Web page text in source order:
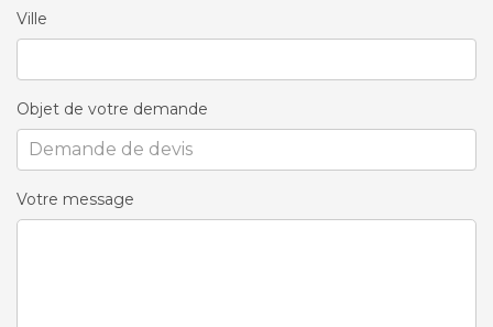
Ville
Objet de votre demande
Votre message